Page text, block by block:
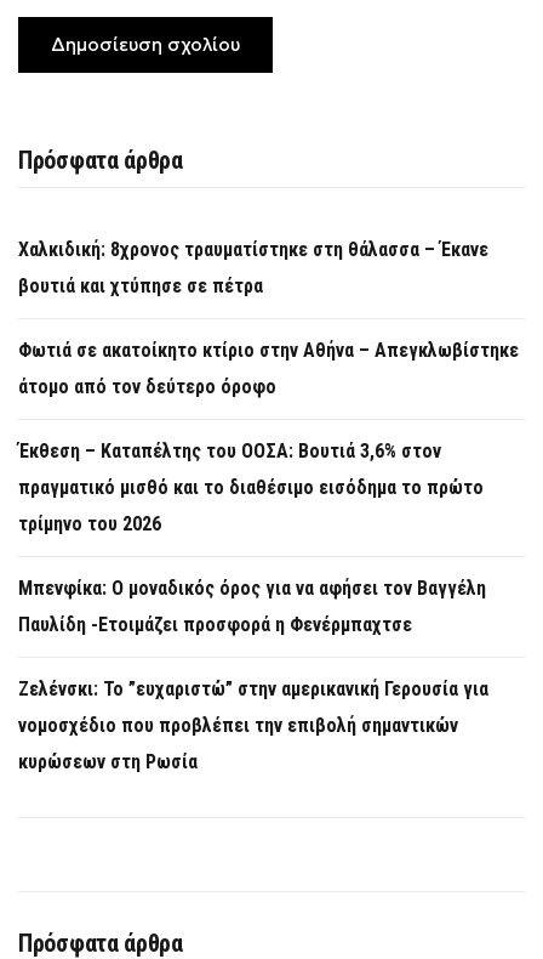
Πρόσφατα άρθρα
Χαλκιδική: 8χρονος τραυματίστηκε στη θάλασσα – Έκανε
βουτιά και χτύπησε σε πέτρα
Φωτιά σε ακατοίκητο κτίριο στην Αθήνα – Απεγκλωβίστηκε
άτομο από τον δεύτερο όροφο
Έκθεση – Καταπέλτης του ΟΟΣΑ: Βουτιά 3,6% στον
πραγματικό μισθό και το διαθέσιμο εισόδημα το πρώτο
τρίμηνο του 2026
Μπενφίκα: Ο μοναδικός όρος για να αφήσει τον Βαγγέλη
Παυλίδη -Ετοιμάζει προσφορά η Φενέρμπαχτσε
Ζελένσκι: Το ”ευχαριστώ” στην αμερικανική Γερουσία για
νομοσχέδιο που προβλέπει την επιβολή σημαντικών
κυρώσεων στη Ρωσία
Πρόσφατα άρθρα